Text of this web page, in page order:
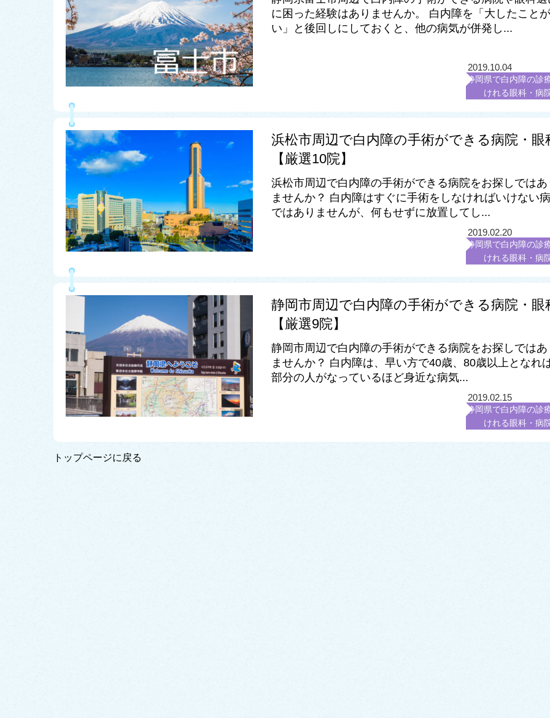
に困った経験はありませんか。 白内障を「大したこと
い」と後回しにしておくと、他の病気が併発し...
2019.10.04
静岡県で白内障の診
けれる眼科・病
浜松市周辺で白内障の手術ができる病院・眼
【厳選10院】
浜松市周辺で白内障の手術ができる病院をお探しではあ
ませんか？ 白内障はすぐに手術をしなければいけない
ではありませんが、何もせずに放置してし...
2019.02.20
静岡県で白内障の診
けれる眼科・病
静岡市周辺で白内障の手術ができる病院・眼
【厳選9院】
静岡市周辺で白内障の手術ができる病院をお探しではあ
ませんか？ 白内障は、早い方で40歳、80歳以上となれ
部分の人がなっているほど身近な病気...
2019.02.15
静岡県で白内障の診
けれる眼科・病
トップページに戻る